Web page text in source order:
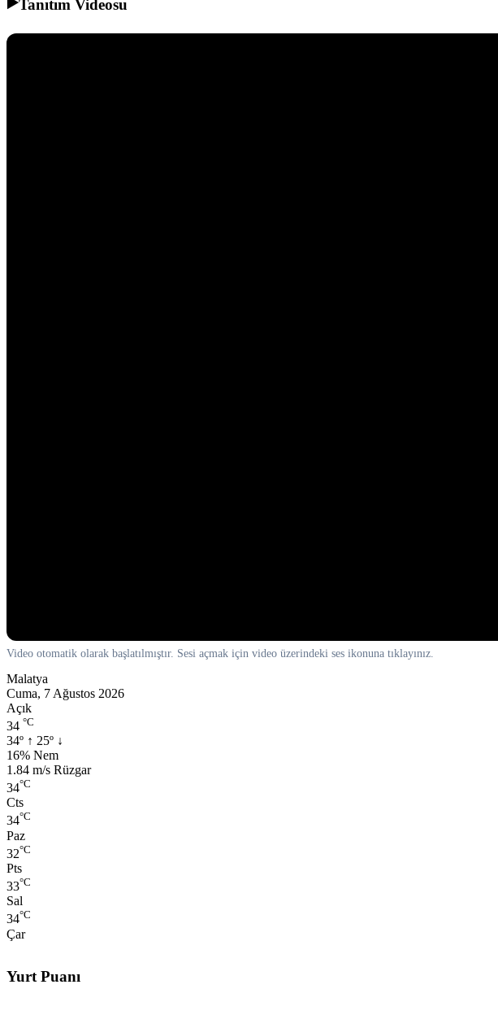
Tanıtım Videosu
Video otomatik olarak başlatılmıştır. Sesi açmak için video üzerindeki ses ikonuna tıklayınız.
Malatya
Cuma, 7 Ağustos 2026
Açık
34 °C
34º ↑ 25º ↓
Nem:
16% Nem
Rüzgar:
1.84 m/s Rüzgar
34°C
Cts
34°C
Paz
32°C
Pts
33°C
Sal
34°C
Çar
Yurt Puanı